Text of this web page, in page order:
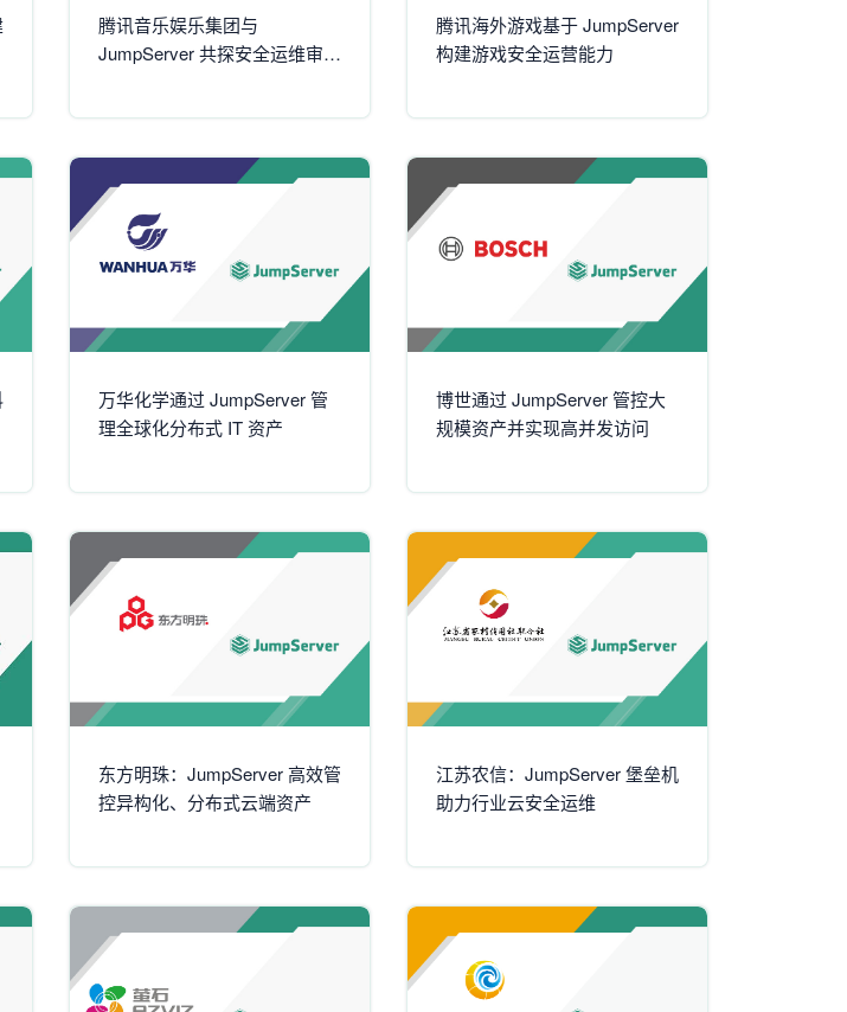
腾讯音乐娱乐集团与
JumpServer 共探安全运维审计
腾讯海外游戏基于 JumpServer
构建游戏安全运营能力
万华化学通过 JumpServer 管
理全球化分布式 IT 资产
博世通过 JumpServer 管控大
规模资产并实现高并发访问
东方明珠：JumpServer 高效管
控异构化、分布式云端资产
江苏农信：JumpServer 堡垒机
助力行业云安全运维